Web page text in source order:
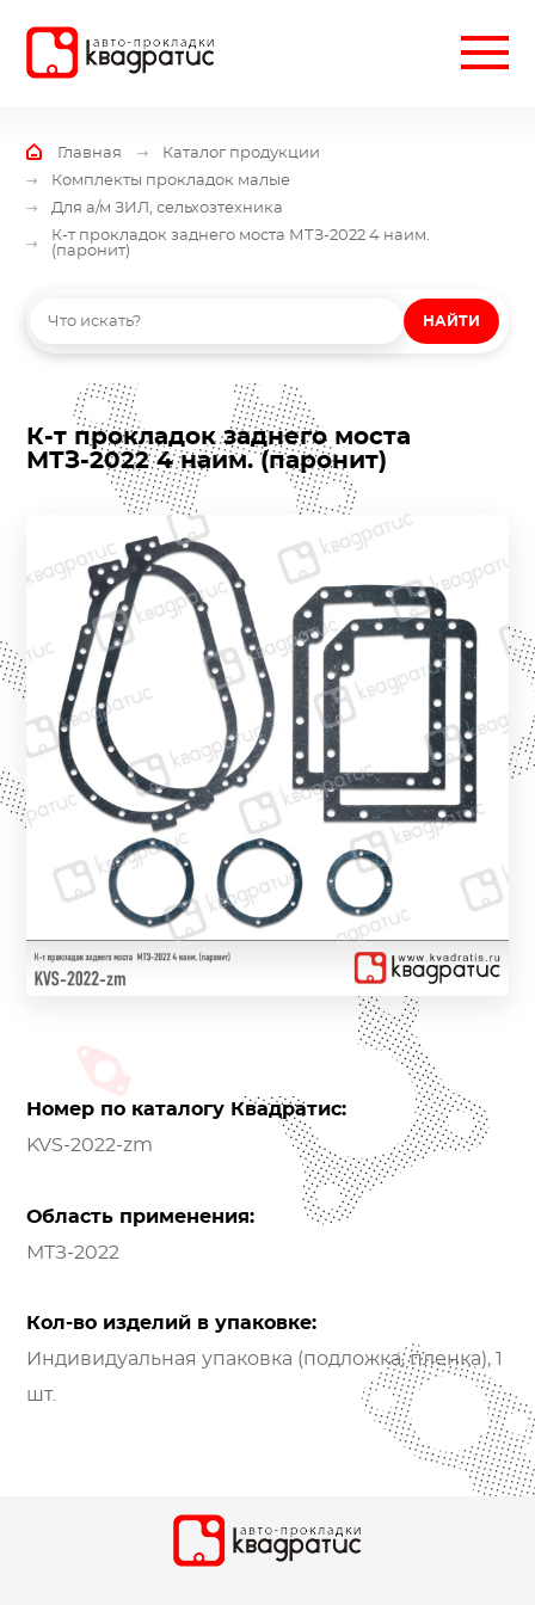
Главная
Каталог продукции
Комплекты прокладок малые
Для а/м ЗИЛ, сельхозтехника
К-т прокладок заднего моста МТЗ-2022 4 наим.
(паронит)
НАЙТИ
К-т прокладок заднего моста
МТЗ-2022 4 наим. (паронит)
Номер по каталогу Квадратис:
KVS-2022-zm
Область применения:
МТЗ-2022
Кол-во изделий в упаковке:
Индивидуальная упаковка (подложка, пленка), 1
шт.